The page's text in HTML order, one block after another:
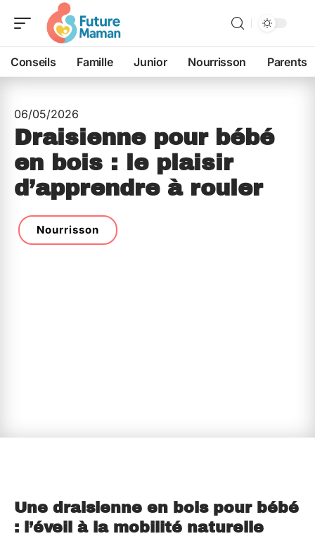
Conseils Famille Junior Nourrisson Parents
06/05/2026
Draisienne pour bébé
en bois : le plaisir
d’apprendre à rouler
Nourrisson
Une draisienne en bois pour bébé
: l’éveil à la mobilité naturelle